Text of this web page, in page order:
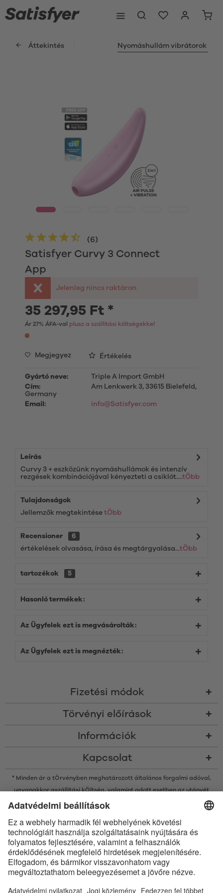
Áttekintés Nyomáshullám vibrátorok
Satisfyer Curvy 3 Connect
App
(6)
Jelenleg nincs raktáron.
35 297,95 Ft *
Ár 27% ÁFA-val plusz a szállítási költségekkel
Megjegyez Értékelés
Gyártó neve:
Triple A Import GmbH
Cím:
Am Lenkwerk 3, 33615 Bielefeld,
Germany
Email:
info@Satisfyer.com
Leírás
Curvy 3 + eszközünk nyomáshullámok és intenzív
rezgések kombinációjával kényezteti a csiklót....tÖbb
Tulajdonságok
Jellemzők megtekintése tÖbb
Recensioner
6
értékelések olvasása, írása és megtárgyalása...tÖbb
tartozékok 5
Hasonló termékek:
Az Ügyfelek ezt is megvásárolták:
Az Ügyfelek ezt is megnézték:
Fizetési módok
Törvényi előírások
Információk
Kapcsolat
* Minden ár a tÖrvényben meghatározott általános forgalmi adóval,
ugyanakkor aszállítási kÖltség, valamint adott esetben az utánvét
kÖltsége nélkÜl értendő, amennyiben nincsen máshogy leírva
az Satisfyer GmbH az ilyen védjegyeket mindenkor licenc alatt
használja.
Az Apple, az Apple logó és az Apple Watch az Apple Inc. védjegyei. A
Google Play és a Google Play logó a Google LLC védjegyei.